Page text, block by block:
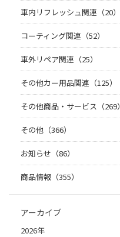
車内リフレッシュ関連（20）
コーティング関連（52）
車外リペア関連（25）
その他カー用品関連（125）
その他商品・サービス（269）
その他（366）
お知らせ（86）
商品情報（355）
アーカイブ
2026年